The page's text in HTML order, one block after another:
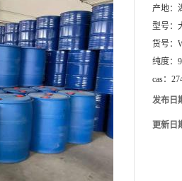
产地：
型号：
货号：
纯度：
cas：
发布日
更新日